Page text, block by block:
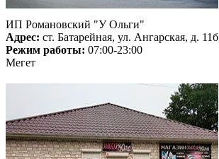
ИП Романовский "У Ольги"
Адрес: ст. Батарейная, ул. Ангарская, д. 11б
Режим работы: 07:00-23:00
Мегет